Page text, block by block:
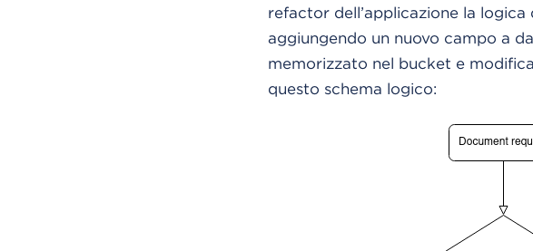
refactor dell’applicazione la
aggiungendo un nuovo campo a
memorizzato nel bucket e
questo schema logico: